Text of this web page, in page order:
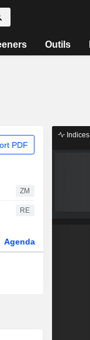
Outils
PDF
ZM
RE
Agenda
Indices